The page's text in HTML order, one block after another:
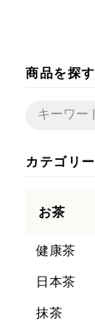
商品を探す
カテゴリー
お茶
健康茶
日本茶
抹茶